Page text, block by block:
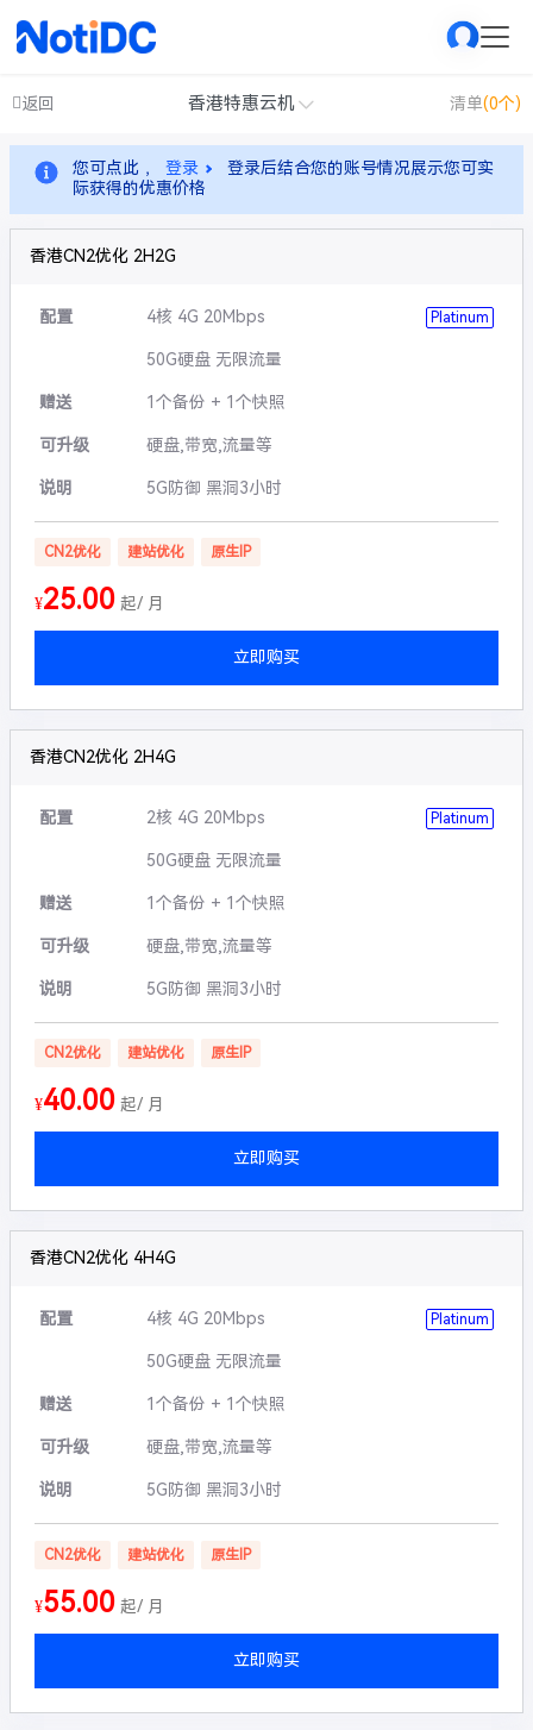
返回 香港特惠云机 清单(0个)
您可点此 ， 登录
登录后结合您的账号情况展示您可实
际获得的优惠价格
香港CN2优化 2H2G
配置 4核 4G 20Mbps Platinum
50G硬盘 无限流量
赠送 1个备份 + 1个快照
可升级 硬盘,带宽,流量等
说明 5G防御 黑洞3小时
CN2优化 建站优化 原生IP
¥25.00 起/ 月
立即购买
香港CN2优化 2H4G
配置 2核 4G 20Mbps Platinum
50G硬盘 无限流量
赠送 1个备份 + 1个快照
可升级 硬盘,带宽,流量等
说明 5G防御 黑洞3小时
CN2优化 建站优化 原生IP
¥40.00 起/ 月
立即购买
香港CN2优化 4H4G
配置 4核 4G 20Mbps Platinum
50G硬盘 无限流量
赠送 1个备份 + 1个快照
可升级 硬盘,带宽,流量等
说明 5G防御 黑洞3小时
CN2优化 建站优化 原生IP
¥55.00 起/ 月
立即购买